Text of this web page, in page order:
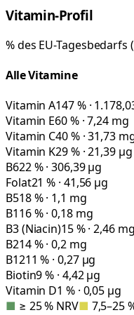
Vitamin-Profil
% des EU-Tagesbedarfs
Alle Vitamine
Vitamin A147 % ·
Vitamin E60 % · 7,24 mg
Vitamin C40 % · 31,73
Vitamin K29 % · 21,39 µg
B622 % · 306,39 µg
Folat21 % · 41,56 µg
B518 % · 1,1 mg
B116 % · 0,18 mg
B3 (Niacin)15 % · 2,46 mg
B214 % · 0,2 mg
B1211 % · 0,27 µg
Biotin9 % · 4,42 µg
Vitamin D1 % · 0,05 µg
■ ≥ 25 % NRV■ 7,5–25